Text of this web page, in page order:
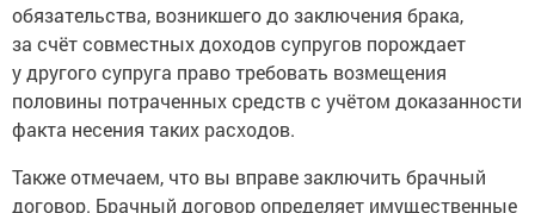
обязательства, возникшего до заключения брака,
за счёт совместных доходов супругов порождает
у другого супруга право требовать возмещения
половины потраченных средств с учётом доказанности
факта несения таких расходов.
Также отмечаем, что вы вправе заключить брачный
договор. Брачный договор определяет имущественные